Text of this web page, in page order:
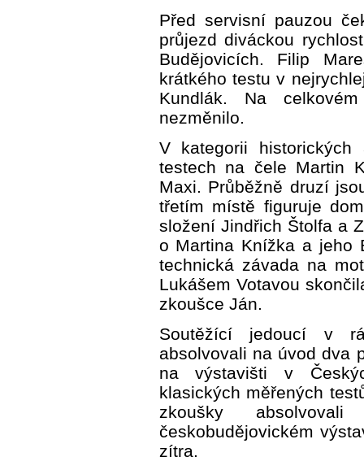
Před servisní pauzou
průjezd diváckou
Budějovicích. Filip
krátkého testu v
Kundlák. Na
nezměnilo.
V kategorii
testech na čele Martin
Maxi. Průběžně druzí
třetím místě figuruje
složení Jindřich Štolfa a
o Martina Knížka a jeho
technická závada na
Lukášem Votavou
zkoušce Ján.
Soutěžící jedoucí v
absolvovali na úvod dva
na výstavišti v
klasických měřených
zkoušky
českobudějovickém
zítra.